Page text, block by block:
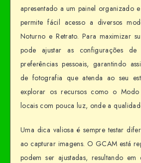
apresentado a um painel organizado
permite fácil acesso a diversos
Noturno e Retrato. Para maximizar
pode ajustar as configurações
preferências pessoais, garantindo
de fotografia que atenda ao seu
explorar os recursos como o Modo
locais com pouca luz, onde a
Uma dica valiosa é sempre testar
ao capturar imagens. O GCAM está
podem ser ajustadas, resultando em